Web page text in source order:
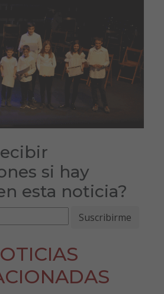
si hay
esta noticia?